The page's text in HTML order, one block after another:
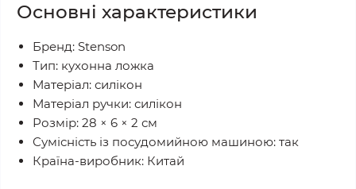
Основні характеристики
Бренд: Stenson
Тип: кухонна ложка
Матеріал: силікон
Матеріал ручки: силікон
Розмір: 28 × 6 × 2 см
Сумісність із посудомийною машиною: так
Країна-виробник: Китай